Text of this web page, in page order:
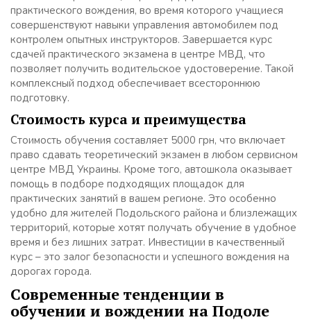
практического вождения, во время которого учащиеся
совершенствуют навыки управления автомобилем под
контролем опытных инструкторов. Завершается курс
сдачей практического экзамена в центре МВД, что
позволяет получить водительское удостоверение. Такой
комплексный подход обеспечивает всестороннюю
подготовку.
Стоимость курса и преимущества
Стоимость обучения составляет 5000 грн, что включает
право сдавать теоретический экзамен в любом сервисном
центре МВД Украины. Кроме того, автошкола оказывает
помощь в подборе подходящих площадок для
практических занятий в вашем регионе. Это особенно
удобно для жителей Подольского района и близлежащих
территорий, которые хотят получать обучение в удобное
время и без лишних затрат. Инвестиции в качественный
курс – это залог безопасности и успешного вождения на
дорогах города.
Современные тенденции в
обучении и вождении на Подоле